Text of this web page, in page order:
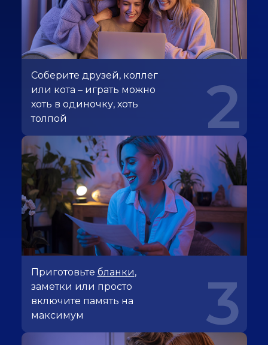
Соберите друзей, коллег
или кота – играть можно
хоть в одиночку, хоть
толпой
2
Приготовьте бланки,
заметки или просто
включите память на
максимум
3